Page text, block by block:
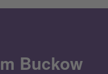
Buckow